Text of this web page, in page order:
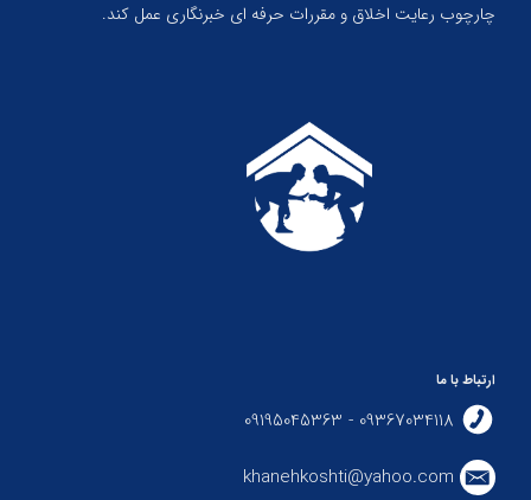
چارچوب رعایت اخلاق و مقررات حرفه ای خبرنگاری عمل کند.
ارتباط با ما
09367034118 - 09195045363
khanehkoshti@yahoo.com